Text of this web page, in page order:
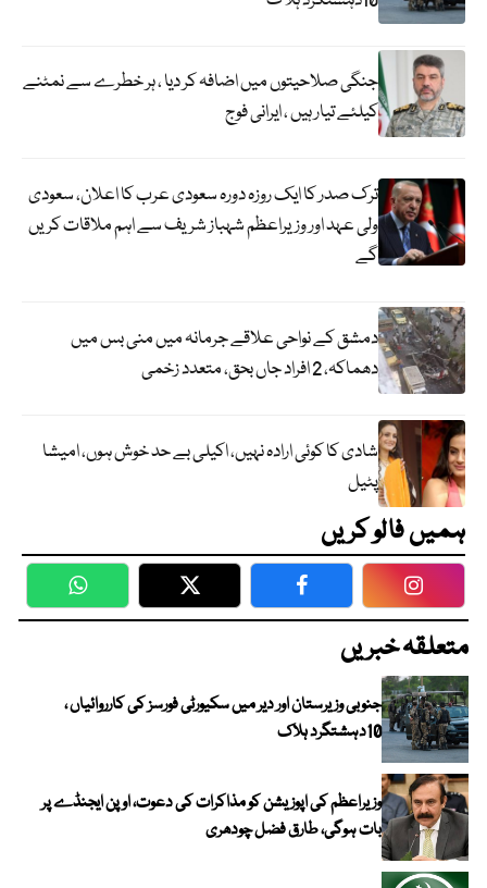
جنگی صلاحیتوں میں اضافہ کر دیا ، ہر خطرے سے نمٹنے
کیلئے تیار ہیں ، ایرانی فوج
ترک صدر کا ایک روزہ دورہ سعودی عرب کا اعلان، سعودی
ولی عہد اور وزیراعظم شہباز شریف سے اہم ملاقات کریں
گے
دمشق کے نواحی علاقے جرمانہ میں منی بس میں
دھماکہ، 2 افراد جاں بحق، متعدد زخمی
شادی کا کوئی ارادہ نہیں، اکیلی بے حد خوش ہوں، امیشا
پٹیل
ہمیں فالو کریں
WhatsApp Twitter Facebook
متعلقہ خبریں
جنوبی وزیرستان اور دیر میں سکیورٹی فورسز کی کارروائیاں ،
10دہشتگرد ہلاک
وزیراعظم کی اپوزیشن کو مذاکرات کی دعوت، اوپن ایجنڈے پر
بات ہوگی، طارق فضل چودھری